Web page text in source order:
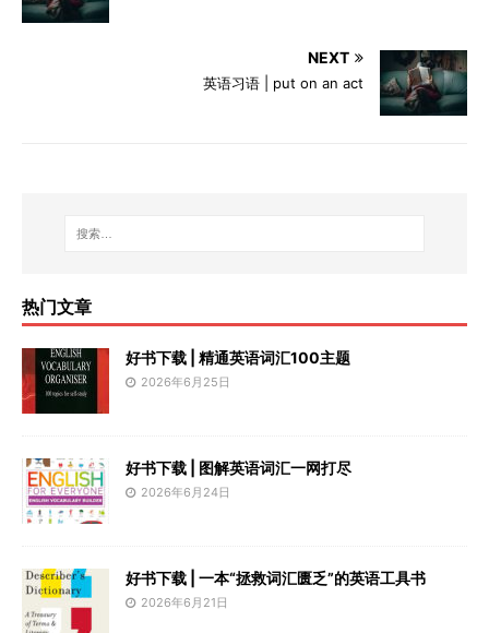
NEXT
英语习语 | put on an act
热门文章
好书下载 | 精通英语词汇100主题
2026年6月25日
好书下载 | 图解英语词汇一网打尽
2026年6月24日
好书下载 | 一本“拯救词汇匮乏”的英语工具书
2026年6月21日